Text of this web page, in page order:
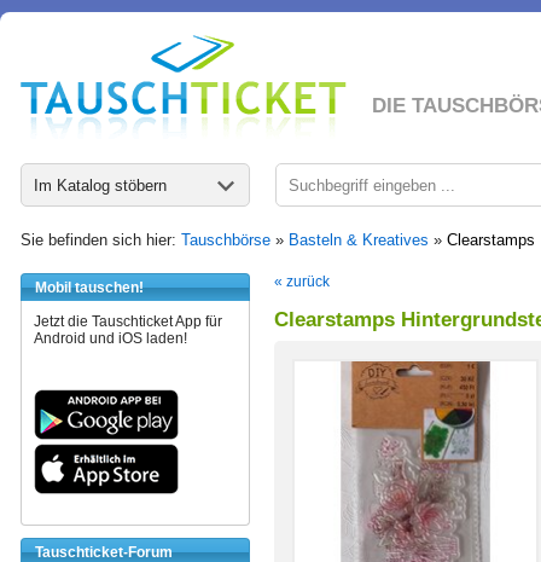
DIE
Im Katalog stöbern
Sie befinden sich hier: Tauschbörse » Basteln & Kreatives » Clearstamps
Mobil tauschen!
Jetzt die Tauschticket App für
Android und iOS laden!
Tauschticket-Forum
« zurück
Clearstamps